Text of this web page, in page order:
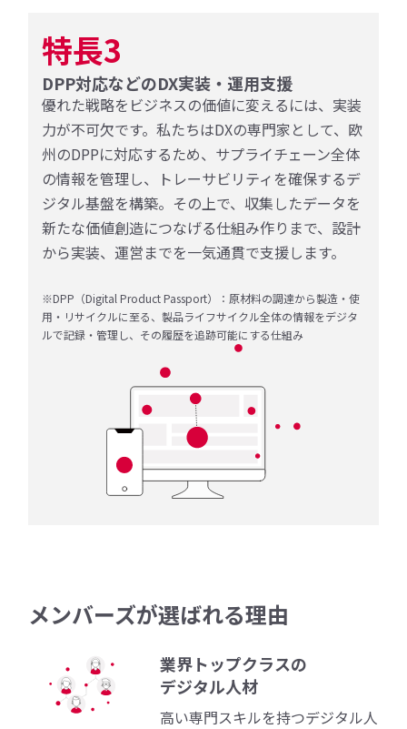
特長3
DPP対応などのDX実装・運用支援
優れた戦略をビジネスの価値に変えるには、実装
力が不可欠です。私たちはDXの専門家として、欧
州のDPPに対応するため、サプライチェーン全体
の情報を管理し、トレーサビリティを確保するデ
ジタル基盤を構築。その上で、収集したデータを
新たな価値創造につなげる仕組み作りまで、設計
から実装、運営までを一気通貫で支援します。
※DPP（Digital Product Passport）：原材料の調達から製造・使
用・リサイクルに至る、製品ライフサイクル全体の情報をデジタ
ルで記録・管理し、その履歴を追跡可能にする仕組み
メンバーズが選ばれる理由
業界トップクラスの
デジタル人材
高い専門スキルを持つデジタル人